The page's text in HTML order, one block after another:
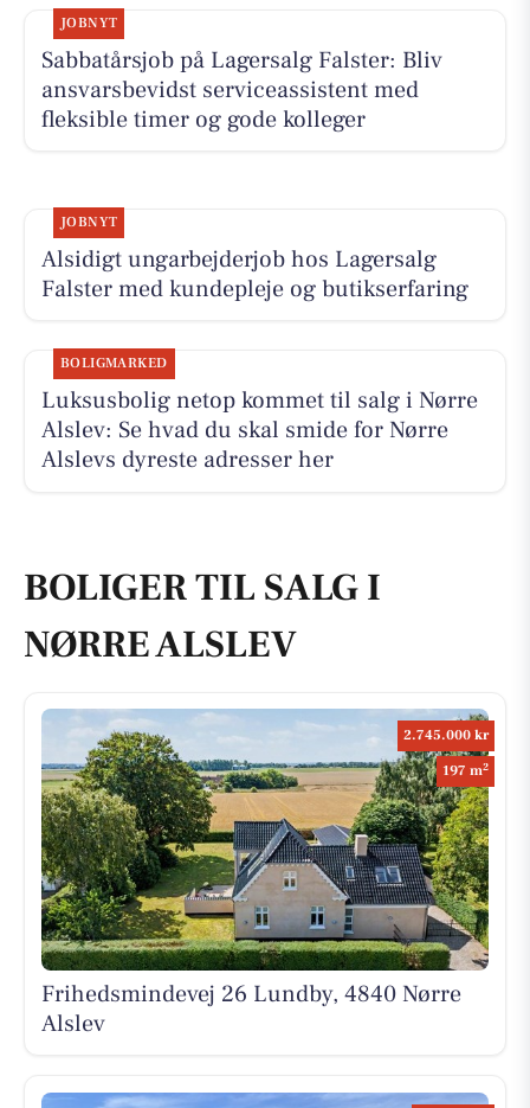
JOBNYT
Sabbatårsjob på Lagersalg Falster: Bliv
ansvarsbevidst serviceassistent med
fleksible timer og gode kolleger
JOBNYT
Alsidigt ungarbejderjob hos Lagersalg
Falster med kundepleje og butikserfaring
BOLIGMARKED
Luksusbolig netop kommet til salg i Nørre
Alslev: Se hvad du skal smide for Nørre
Alslevs dyreste adresser her
BOLIGER TIL SALG I
NØRRE ALSLEV
2.745.000 kr
197 m2
Frihedsmindevej 26 Lundby, 4840 Nørre
Alslev